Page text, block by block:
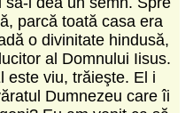
parcă toată casa era
o divinitate hindusă,
al Domnului Iisus.
este viu, trăieşte. El i
Dumnezeu care îi